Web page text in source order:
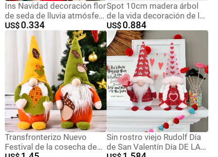
Ins Navidad decoración flor
de seda de lluvia atmósfera
joyería café tienda
accesorios diseño conjunto
de globos
US$ 0.334
Spot 10cm madera árbol
de la vida decoración de la
pared decoración de la
pared café bebida montaña
rusa de madera
US$ 0.884
Transfronterizo Nuevo
Festival de la cosecha de
Sin rostro viejo Rudolf Día
de San Valentín Día DE LA